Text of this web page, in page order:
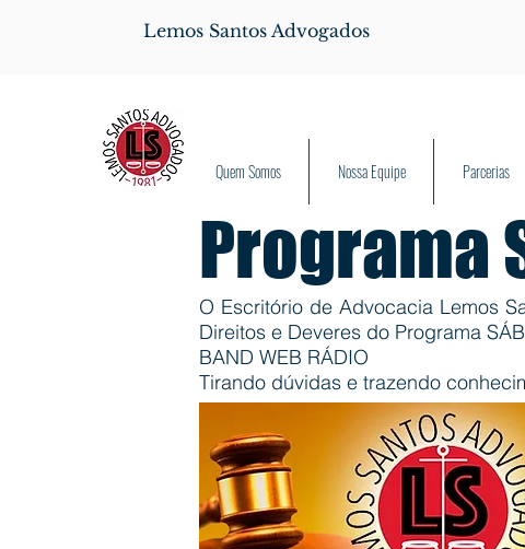
Lemos Santos Advogados
Quem Somos Nossa Equipe Parcerias
Programa
O Escritório de Advocacia Lemos
Direitos e Deveres do Programa
BAND WEB RÁDIO
Tirando dúvidas e trazendo